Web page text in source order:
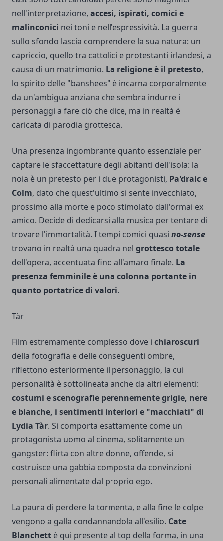
nell'interpretazione, accesi, ispirati, comici e
malinconici nei toni e nell'espressività. La guerra
sullo sfondo lascia comprendere la sua natura: un
capriccio, quello tra cattolici e protestanti irlandesi, a
causa di un matrimonio. La religione è il pretesto,
lo spirito delle "banshees" è incarna corporalmente
da un'ambigua anziana che sembra indurre i
personaggi a fare ciò che dice, ma in realtà è
caricata di parodia grottesca.
Una presenza ingombrante quanto essenziale per
captare le sfaccettature degli abitanti dell'isola: la
noia è un pretesto per i due protagonisti, Pa'draic e
Colm, dato che quest'ultimo si sente invecchiato,
prossimo alla morte e poco stimolato dall'ormai ex
amico. Decide di dedicarsi alla musica per tentare di
trovare l'immortalità. I tempi comici quasi no-sense
trovano in realtà una quadra nel grottesco totale
dell'opera, accentuata fino all'amaro finale. La
presenza femminile è una colonna portante in
quanto portatrice di valori.
Tàr
Film estremamente complesso dove i chiaroscuri
della fotografia e delle conseguenti ombre,
riflettono esteriormente il personaggio, la cui
personalità è sottolineata anche da altri elementi:
costumi e scenografie perennemente grigie, nere
e bianche, i sentimenti interiori e "macchiati" di
Lydia Tàr. Si comporta esattamente come un
protagonista uomo al cinema, solitamente un
gangster: flirta con altre donne, offende, si
costruisce una gabbia composta da convinzioni
personali alimentate dal proprio ego.
La paura di perdere la tormenta, e alla fine le colpe
vengono a galla condannandola all'esilio. Cate
Blanchett è qui presente al top della forma, in una